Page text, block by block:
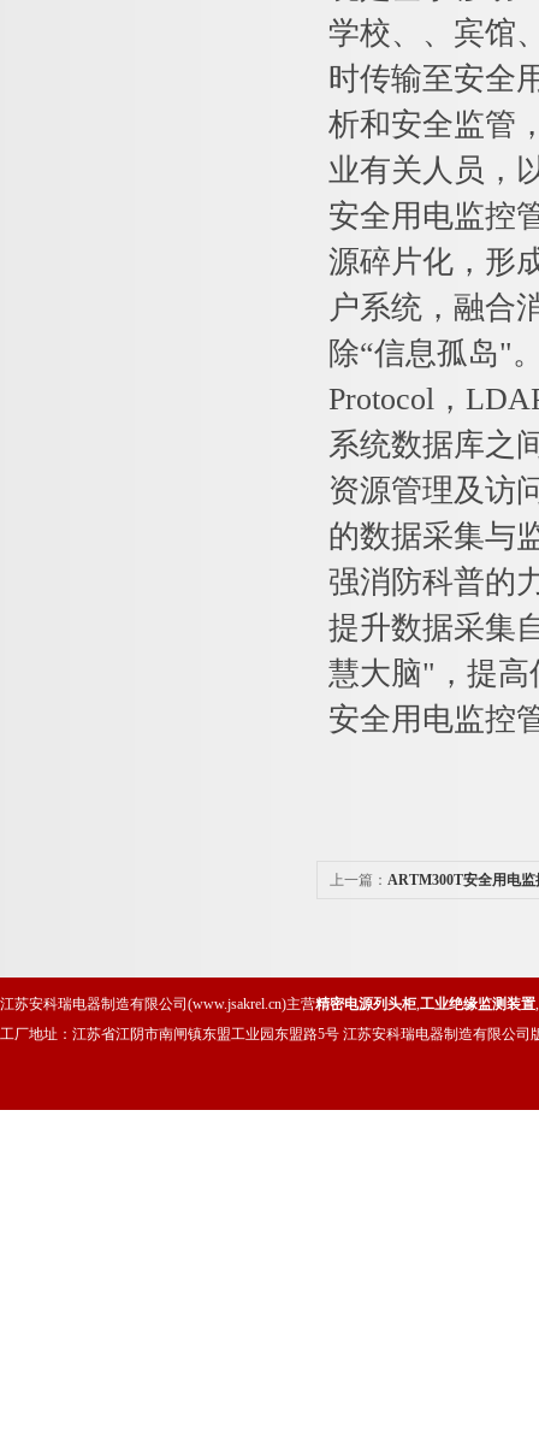
学校、、宾馆
时传输至安全
析和安全监管
业有关人员，
安全用电监控
源碎片化，形
户系统，融合
除“信息孤岛"
Protocol，
系统数据库之
资源管理及访
的数据采集与
强消防科普的
提升数据采集
慧大脑"，提高
安全用电监控
上一篇： ARTM300T安全用电
江苏安科瑞电器制造有限公司(www.jsakrel.cn)主营精密电源列头柜,工业绝缘监测装置,
工厂地址：江苏省江阴市南闸镇东盟工业园东盟路5号 江苏安科瑞电器制造有限公司